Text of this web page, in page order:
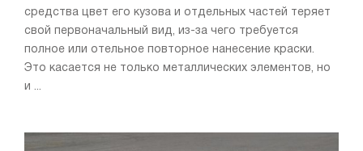
средства цвет его кузова и отдельных частей теряет
свой первоначальный вид, из-за чего требуется
полное или отельное повторное нанесение краски.
Это касается не только металлических элементов, но
и ...